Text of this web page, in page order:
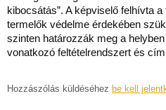
kibocsátás”. A képviselő felhívta
termelők védelme érdekében
szinten határozzák meg a
vonatkozó feltételrendszert és
Hozzászólás küldéséhez be kell